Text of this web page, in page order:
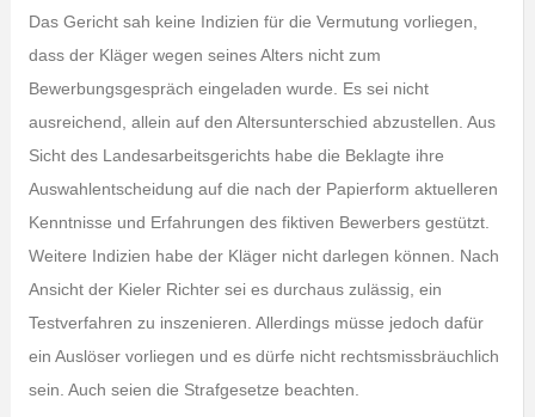
Das Gericht sah keine Indizien für die Vermutung vorliegen,
dass der Kläger wegen seines Alters nicht zum
Bewerbungsgespräch eingeladen wurde. Es sei nicht
ausreichend, allein auf den Altersunterschied abzustellen. Aus
Sicht des Landesarbeitsgerichts habe die Beklagte ihre
Auswahlentscheidung auf die nach der Papierform aktuelleren
Kenntnisse und Erfahrungen des fiktiven Bewerbers gestützt.
Weitere Indizien habe der Kläger nicht darlegen können. Nach
Ansicht der Kieler Richter sei es durchaus zulässig, ein
Testverfahren zu inszenieren. Allerdings müsse jedoch dafür
ein Auslöser vorliegen und es dürfe nicht rechtsmissbräuchlich
sein. Auch seien die Strafgesetze beachten.